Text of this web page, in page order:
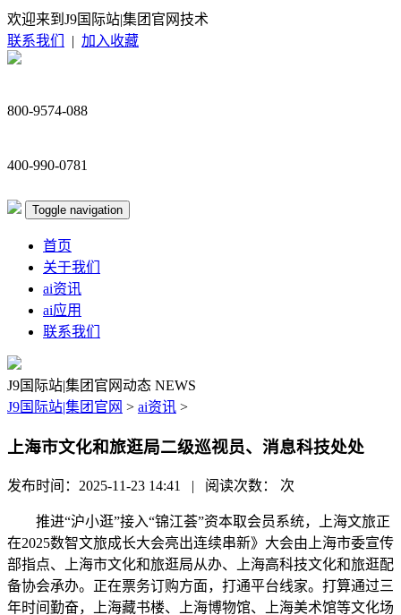
欢迎来到J9国际站|集团官网技术
联系我们
| 加入收藏
800-9574-088
400-990-0781
Toggle navigation
首页
关于我们
ai资讯
ai应用
联系我们
J9国际站|集团官网动态 NEWS
J9国际站|集团官网 > ai资讯 >
上海市文化和旅逛局二级巡视员、消息科技处处
发布时间：2025-11-23 14:41 | 阅读次数： 次
推进“沪小逛”接入“锦江荟”资本取会员系统，上海文旅正
在2025数智文旅成长大会亮出连续串新》大会由上海市委宣传
部指点、上海市文化和旅逛局从办、上海高科技文化和旅逛配
备协会承办。正在票务订购方面，打通平台线家。打算通过三
年时间勤奋，上海藏书楼、上海博物馆、上海美术馆等文化场